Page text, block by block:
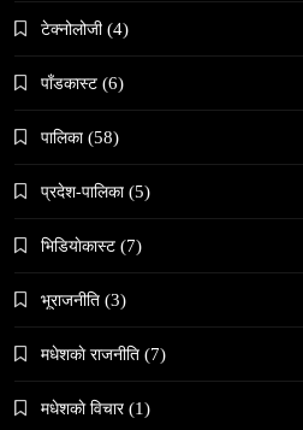
नेपालमा गोरखकाली
April 17,
टेक्नोलोजी (4)
पाँडकास्ट (6)
पालिका (58)
प्रदेश-पालिका (5)
भिडियाेकास्ट (7)
भूराजनीति (3)
मधेशकाे राजनीति (7)
मधेशकाे विचार (1)